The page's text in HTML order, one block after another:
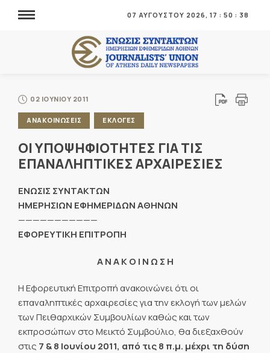
07 ΑΥΓΟΥΣΤΟΥ 2026, 17 : 50 : 39
02 ΙΟΥΝΙΟΥ 2011
ΑΝΑΚΟΙΝΩΣΕΙΣ ΕΚΛΟΓΕΣ
ΟΙ ΥΠΟΨΗΦΙΟΤΗΤΕΣ ΓΙΑ ΤΙΣ
ΕΠΑΝΑΛΗΠΤΙΚΕΣ ΑΡΧΑΙΡΕΣΙΕΣ
ENΩΣΙΣ ΣΥΝΤΑΚΤΩΝ
ΗΜΕΡΗΣΙΩΝ ΕΦΗΜΕΡΙΔΩΝ ΑΘΗΝΩΝ
———————————
ΕΦΟΡΕΥΤΙΚΗ ΕΠΙΤΡΟΠΗ
Α Ν Α Κ Ο Ι Ν Ω Σ Η
Η Εφορευτική Επιτροπή ανακοινώνει ότι οι
επαναληπτικές αρχαιρεσίες για την εκλογή των μελών
των Πειθαρχικών Συμβουλίων καθώς και των
εκπροσώπων στο Μεικτό Συμβούλιο, θα διεξαχθούν
στις 7 & 8 Ιουνίου 2011, από τις 8 π.μ. μέχρι τη δύση